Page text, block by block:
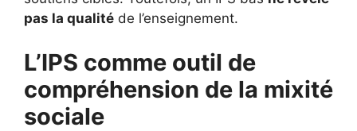
pas la qualité de l’enseignement.
L’IPS comme outil de
compréhension de la mixité
sociale